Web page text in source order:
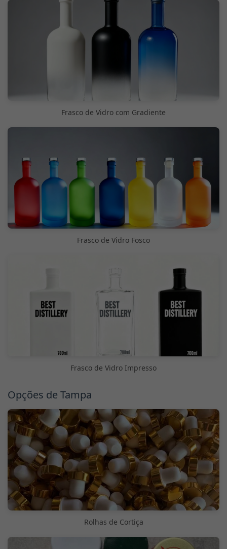
Frasco de Vidro com Gradiente
Frasco de Vidro Fosco
Frasco de Vidro Impresso
Opções de Tampa
Rolhas de Cortiça